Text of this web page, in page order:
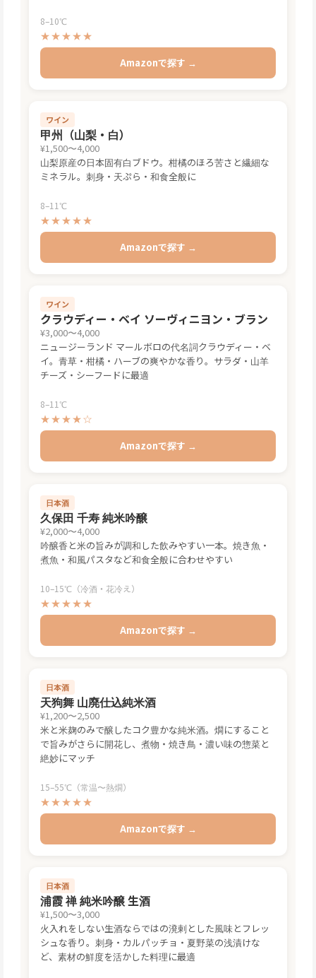
8–10℃
★★★★★
Amazonで探す →
ワイン
甲州（山梨・白）
¥1,500〜4,000
山梨原産の日本固有白ブドウ。柑橘のほろ苦さと繊細な
ミネラル。刺身・天ぷら・和食全般に
8–11℃
★★★★★
Amazonで探す →
ワイン
クラウディー・ベイ ソーヴィニヨン・ブラン
¥3,000〜4,000
ニュージーランド マールボロの代名詞クラウディー・ベ
イ。青草・柑橘・ハーブの爽やかな香り。サラダ・山羊
チーズ・シーフードに最適
8–11℃
★★★★☆
Amazonで探す →
日本酒
久保田 千寿 純米吟醸
¥2,000〜4,000
吟醸香と米の旨みが調和した飲みやすい一本。焼き魚・
煮魚・和風パスタなど和食全般に合わせやすい
10–15℃（冷酒・花冷え）
★★★★★
Amazonで探す →
日本酒
天狗舞 山廃仕込純米酒
¥1,200〜2,500
米と米麹のみで醸したコク豊かな純米酒。燗にすること
で旨みがさらに開花し、煮物・焼き鳥・濃い味の惣菜と
絶妙にマッチ
15–55℃（常温〜熱燗）
★★★★★
Amazonで探す →
日本酒
浦霞 禅 純米吟醸 生酒
¥1,500〜3,000
火入れをしない生酒ならではの溌剌とした風味とフレッ
シュな香り。刺身・カルパッチョ・夏野菜の浅漬けな
ど、素材の鮮度を活かした料理に最適